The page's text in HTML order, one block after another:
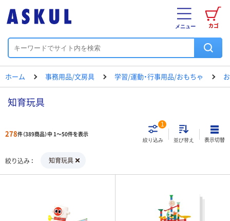
カゴ
メニュー
ホーム 事務用品/文房具 学習/運動・行事用品/おもちゃ
知育玩具
278件（389商品）中 1～50件を表示
絞り込み
1
並び替え 表示切替
絞り込み 知育玩具